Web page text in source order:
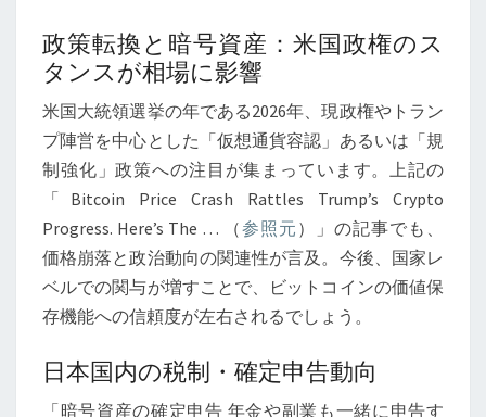
政策転換と暗号資産：米国政権のス
タンスが相場に影響
米国大統領選挙の年である2026年、現政権やトラン
プ陣営を中心とした「仮想通貨容認」あるいは「規
制強化」政策への注目が集まっています。上記の
「Bitcoin Price Crash Rattles Trump’s Crypto
Progress. Here’s The … （参照元 ）」の記事でも、
価格崩落と政治動向の関連性が言及。今後、国家レ
ベルでの関与が増すことで、ビットコインの価値保
存機能への信頼度が左右されるでしょう。
日本国内の税制・確定申告動向
「暗号資産の確定申告 年金や副業も一緒に申告す